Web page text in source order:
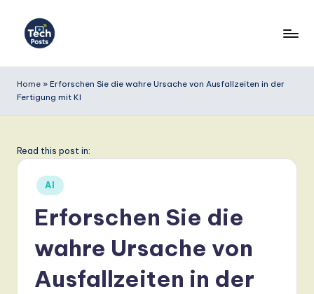
e
c
P
Home » Erforschen Sie die wahre Ursache von Ausfallzeiten in der
Fertigung mit KI
Read this post in:
Posted
in
AI
Erforschen Sie die
wahre Ursache von
Ausfallzeiten in der